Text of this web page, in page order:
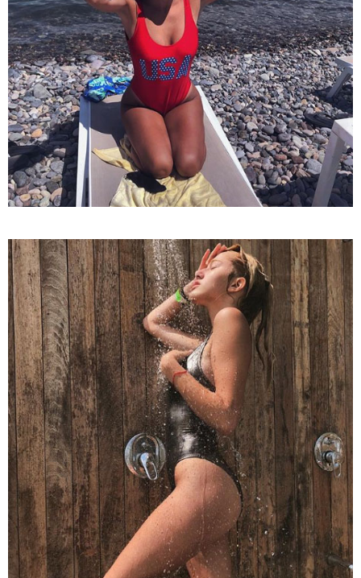
15:49 / 06-08-2026
შეიძინე ალდაგის სამოგზაურო დაზღვევა და
მიიღე გაორმაგებული ინტერნეტი
საზოგადოება
11:36 / 08-08-2026
წელიწადნახევარში საქართველოში 164
ადამიანი დაიკარგა - 57 პირს ამ დრომდე
ეძებენ